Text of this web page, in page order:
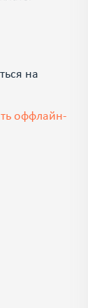
на
оффлайн-